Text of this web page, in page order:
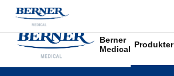
Berner
Medical Produkter
/Produkter/
Katetre